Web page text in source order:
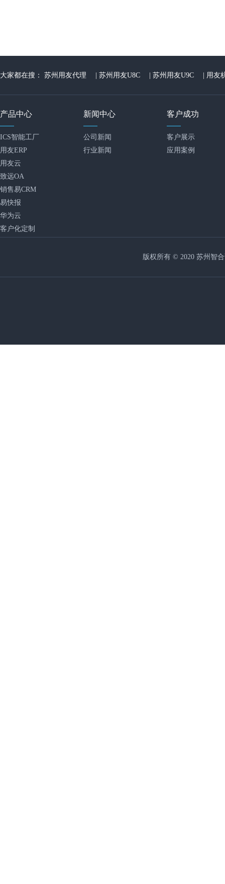
大家都在搜： 苏州用友代理 苏州用友U8C 苏州用友U9C 用友
产品中心
ICS智能工厂
用友ERP
用友云
致远OA
销售易CRM
易快报
华为云
客户化定制
新闻中心
公司新闻
行业新闻
客户成功
客户展示
应用案例
版权所有 © 2020 苏州智